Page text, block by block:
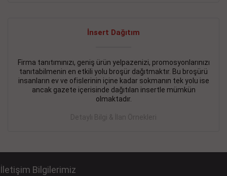
İnsert Dağıtım
Firma tanıtımınızı, geniş ürün yelpazenizi, promosyonlarınızı
tanıtabilmenin en etkili yolu broşür dağıtmaktır. Bu broşürü
insanların ev ve ofislerinin içine kadar sokmanın tek yolu ise
ancak gazete içerisinde dağıtılan insertle mümkün
olmaktadır.
Detaylı Bilgi & İlan Örnekleri
İletişim Bilgilerimiz
DEVREMÜLK KİRALIK İlanı- 11.09.2018
SİNYE Tekstile Şoförlüğü olan 35 yaşını aşmamış, Depo
elemanı alınacaktır. Osmanbey, Şişli
Devamını Gör